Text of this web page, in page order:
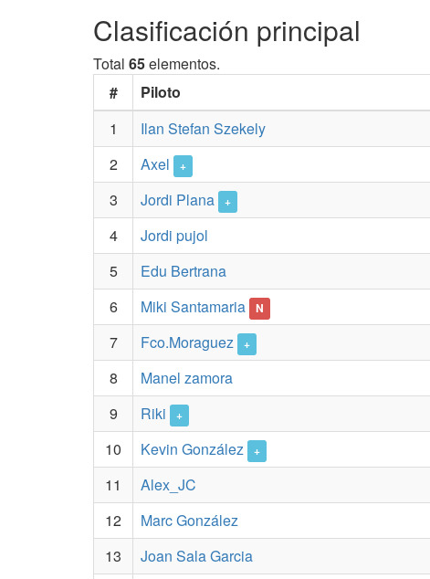
Clasificación principal
Total 65elementos.
#
Piloto
1
Ilan Stefan Szekely
2
Axel +
3
Jordi Plana +
4
Jordi pujol
5
Edu Bertrana
6
Miki Santamaria N
7
Fco.Moraguez +
8
Manel zamora
9
Riki +
10
Kevin González +
11
Alex_JC
12
Marc González
13
Joan Sala Garcia